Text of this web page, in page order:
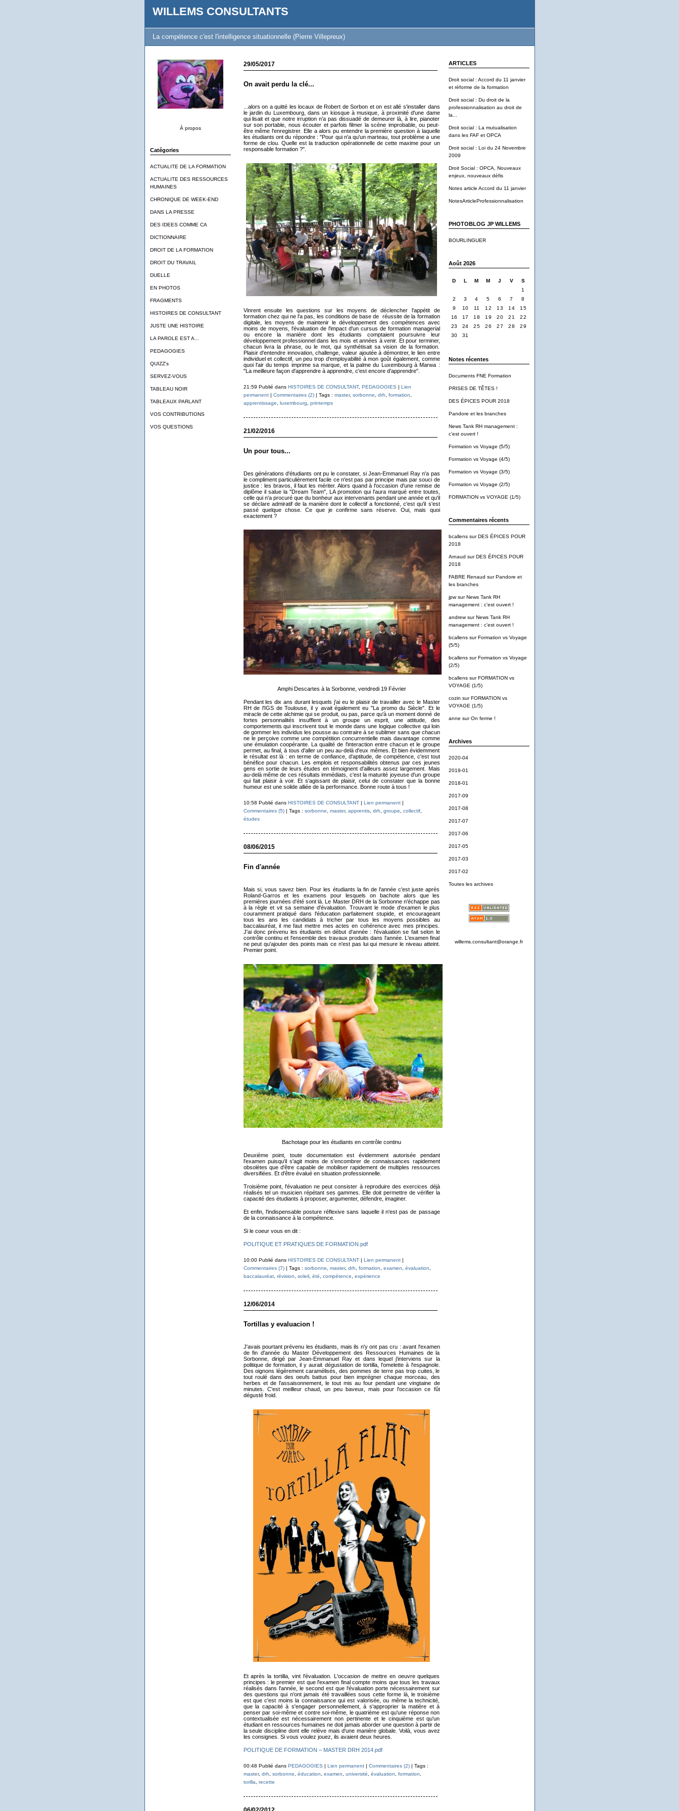
WILLEMS CONSULTANTS
La compétence c'est l'intelligence situationnelle (Pierre Villepreux)
À propos
Catégories
ACTUALITE DE LA FORMATION
ACTUALITE DES RESSOURCES
HUMAINES
CHRONIQUE DE WEEK-END
DANS LA PRESSE
DES IDEES COMME CA
DICTIONNAIRE
DROIT DE LA FORMATION
DROIT DU TRAVAIL
DUELLE
EN PHOTOS
FRAGMENTS
HISTOIRES DE CONSULTANT
JUSTE UNE HISTOIRE
LA PAROLE EST A...
PEDAGOGIES
QUIZZ's
SERVEZ-VOUS
TABLEAU NOIR
TABLEAUX PARLANT
VOS CONTRIBUTIONS
VOS QUESTIONS
ARTICLES
Droit social : Accord du 11 janvier
et réforme de la formation
Droit social : Du droit de la
professionnalisation au droit de
la...
Droit social : La mutualisation
dans les FAF et OPCA
Droit social : Loi du 24 Novembre
2009
Droit Social : OPCA, Nouveaux
enjeux, nouveaux défis
Notes article Accord du 11 janvier
NotesArticleProfessionnalisation
PHOTOBLOG JP WILLEMS
BOURLINGUER
Août 2026
D L M M J V
S
1
2
3 4 5 6 7
8
9
10 11 12 13 14
15
16
17 18 19 20 21
22
23
24 25 26 27 28
29
30
31
Notes récentes
Documents FNE Formation
PRISES DE TÊTES !
DES ÉPICES POUR 2018
Pandore et les branches
News Tank RH management :
c'est ouvert !
Formation vs Voyage (5/5)
Formation vs Voyage (4/5)
Formation vs Voyage (3/5)
Formation vs Voyage (2/5)
FORMATION vs VOYAGE (1/5)
Commentaires récents
bcallenssurDES ÉPICES POUR
2018
Arnaud surDES ÉPICES POUR
2018
FABRE Renaud surPandore et
les branches
jpwsurNews Tank RH
management : c'est ouvert !
andrewsurNews Tank RH
management : c'est ouvert !
bcallenssurFormation vs Voyage
(5/5)
bcallenssurFormation vs Voyage
(2/5)
bcallenssurFORMATION vs
VOYAGE (1/5)
cozin surFORMATION vs
VOYAGE (1/5)
anne surOn ferme !
Archives
2020-04
2019-01
2018-01
2017-09
2017-08
2017-07
2017-06
2017-05
2017-03
2017-02
Toutes les archives
willems.consultant@orange.fr
29/05/2017
On avait perdu la clé...
...alors on a quitté les locaux de Robert de Sorbon et on est allé s'installer dans
le jardin du Luxembourg, dans un kiosque à musique, à proximité d'une dame
qui lisait et que notre irruption n'a pas dissuadé de demeurer là, à lire, pianoter
sur son portable, nous écouter et parfois filmer la scène improbable, ou peut-
être même l'enregistrer. Elle a alors pu entendre la première question à laquelle
les étudiants ont du répondre : "Pour qui n'a qu'un marteau, tout problème a une
forme de clou. Quelle est la traduction opérationnelle de cette maxime pour un
responsable formation ?".
Vinrent ensuite les questions sur les moyens de déclencher l'appétit de
formation chez qui ne l'a pas, les conditions de base de réussite de la formation
digitale, les moyens de maintenir le développement des compétences avec
moins de moyens, l'évaluation de l'impact d'un cursus de formation managerial
ou encore la manière dont les étudiants comptaient poursuivre leur
développement professionnel dans les mois et années à venir. Et pour terminer,
chacun livra la phrase, ou le mot, qui synthétisait sa vision de la formation.
Plaisir d'entendre innovation, challenge, valeur ajoutée à démontrer, le lien entre
individuel et collectif, un peu trop d'employabilité à mon goût également, comme
quoi l'air du temps imprime sa marque, et la palme du Luxembourg à Marwa :
"La meilleure façon d'apprendre à apprendre, c'est encore d'apprendre".
21:59 Publié dans HISTOIRES DE CONSULTANT, PEDAGOGIES | Lien
permanent| Commentaires (2)| Tags : master, sorbonne drh formation
apprentissage
luxembourg printemps
21/02/2016
Un pour tous...
Des générations d'étudiants ont pu le constater, si Jean-Emmanuel Ray n'a pas
le compliment particulièrement facile ce n'est pas par principe mais par souci de
justice : les bravos, il faut les mériter. Alors quand à l'occasion d'une remise de
diplôme il salue la "Dream Team", LA promotion qui l'aura marqué entre toutes,
celle qui n'a procuré que du bonheur aux intervenants pendant une année et qu'il
se déclare admiratif de la manière dont le collectif a fonctionné, c'est qu'il s'est
passé quelque chose. Ce que je confirme sans réserve. Oui, mais quoi
exactement ?
Amphi Descartes à la Sorbonne, vendredi 19 Février
Pendant les dix ans durant lesquels j'ai eu le plaisir de travailler avec le Master
RH de l'IGS de Toulouse, il y avait également eu "La promo du Siècle". Et le
miracle de cette alchimie qui se produit, ou pas, parce qu'à un moment donné de
fortes personnalités insufflent à un groupe un esprit, une attitude, des
comportements qui inscrivent tout le monde dans une logique collective qui loin
de gommer les individus les pousse au contraire à se sublimer sans que chacun
ne le perçoive comme une compétition concurrentielle mais davantage comme
une émulation coopérante. La qualité de l'interaction entre chacun et le groupe
permet, au final, à tous d'aller un peu au-delà d'eux mêmes. Et bien évidemment
le résultat est là : en terme de confiance, d'aptitude, de compétence, c'est tout
bénéfice pour chacun. Les emplois et responsabilités obtenus par ces jeunes
gens en sortie de leurs études en témoignent d'ailleurs assez largement. Mais
au-delà même de ces résultats immédiats, c'est la maturité joyeuse d'un groupe
qui fait plaisir à voir. Et s'agissant de plaisir, celui de constater que la bonne
humeur est une solide alliée de la performance. Bonne route à tous !
10:58 Publié dans HISTOIRES DE CONSULTANT| Lien permanent|
Commentaires (5)| Tags : sorbonne, master, apprentis, drh, groupe, collectif,
études
08/06/2015
Fin d'année
Mais si, vous savez bien. Pour les étudiants la fin de l'année c'est juste après
Roland-Garros et les examens pour lesquels on bachote alors que les
premières journées d'été sont là. Le Master DRH de la Sorbonne n'échappe pas
à la règle et vit sa semaine d'évaluation. Trouvant le mode d'examen le plus
couramment pratiqué dans l'éducation parfaitement stupide, et encourageant
tous les ans les candidats à tricher par tous les moyens possibles au
baccalauréat, il me faut mettre mes actes en cohérence avec mes principes.
J'ai donc prévenu les étudiants en début d'année : l'évaluation se fait selon le
contrôle continu et l'ensemble des travaux produits dans l'année. L'examen final
ne peut qu'ajouter des points mais ce n'est pas lui qui mesure le niveau atteint.
Premier point.
Bachotage pour les étudiants en contrôle continu
Deuxième point, toute documentation est évidemment autorisée pendant
l'examen puisqu'il s'agit moins de s'encombrer de connaissances rapidement
obsolètes que d'être capable de mobiliser rapidement de multiples ressources
diversifiées. Et d'être évalué en situation professionnelle.
Troisième point, l'évaluation ne peut consister à reproduire des exercices déjà
réalisés tel un musicien répétant ses gammes. Elle doit permettre de vérifier la
capacité des étudiants à proposer, argumenter, défendre, imaginer.
Et enfin, l'indispensable posture réflexive sans laquelle il n'est pas de passage
de la connaissance à la compétence.
Si le coeur vous en dit :
POLITIQUE ET PRATIQUES DE FORMATION.pdf
10:00 Publié dans HISTOIRES DE CONSULTANT| Lien permanent|
Commentaires (7)| Tags : sorbonne master, drh formation examen évaluation
baccalauréat, révision soleil, été compétence expérience
12/06/2014
Tortillas y evaluacion !
J'avais pourtant prévenu les étudiants, mais ils n'y ont pas cru : avant l'examen
de fin d'année du Master Développement des Ressources Humaines de la
Sorbonne, dirigé par Jean-Emmanuel Ray et dans lequel j'interviens sur la
politique de formation, il y aurait dégustation de tortilla, l'omelette à l'espagnole.
Des oignons légèrement caramélisés, des pommes de terre pas trop cuites, le
tout roulé dans des oeufs battus pour bien imprégner chaque morceau, des
herbes et de l'assaisonnement, le tout mis au four pendant une vingtaine de
minutes. C'est meilleur chaud, un peu baveux, mais pour l'occasion ce fût
dégusté froid.
Et après la tortilla, vint l'évaluation. L'occasion de mettre en oeuvre quelques
principes : le premier est que l'examen final compte moins que tous les travaux
réalisés dans l'année, le second est que l'évaluation porte nécessairement sur
des questions qui n'ont jamais été travaillées sous cette forme là, le troisième
est que c'est moins la connaissance qui est valorisée, ou même la technicité,
que la capacité à s'engager personnellement, à s'approprier la matière et à
penser par soi-même et contre soi-même, le quatrième est qu'une réponse non
contextualisée est nécessairement non pertinente et le cinquième est qu'un
étudiant en ressources humaines ne doit jamais aborder une question à partir de
la seule discipline dont elle relève mais d'une manière globale. Voilà, vous avez
les consignes. Si vous voulez jouez, ils avaient deux heures.
POLITIQUE DE FORMATION – MASTER DRH 2014.pdf
00:48 Publié dans PEDAGOGIES | Lien permanent| Commentaires (2)| Tags :
master, drh sorbonne éducation examen université évaluation formation
torilla
recette